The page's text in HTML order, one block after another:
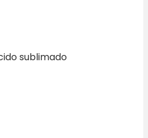
sublimado